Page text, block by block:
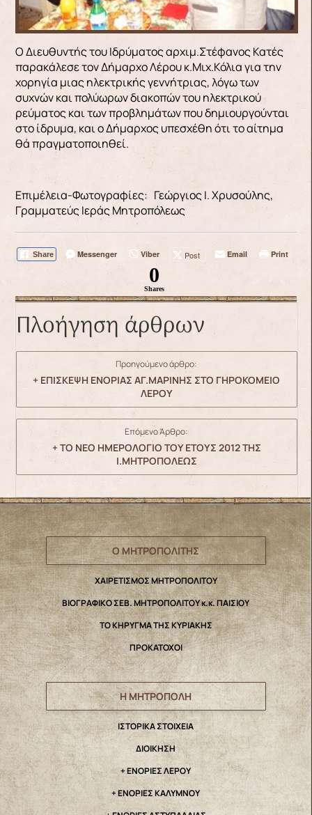
Ο Διευθυντής του Ιδρύματος αρχιμ.Στέφανος Κατές
παρακάλεσε τον Δήμαρχο Λέρου κ.Μιχ.Κόλια για την
χορηγία μιας ηλεκτρικής γεννήτριας, λόγω των
συχνών και πολύωρων διακοπών του ηλεκτρικού
ρεύματος και των προβλημάτων που δημιουργούνται
στο ίδρυμα, και ο Δήμαρχος υπεσχέθη ότι το αίτημα
θά πραγματοποιηθεί.
Επιμέλεια-Φωτογραφίες: Γεώργιος Ι. Χρυσούλης,
Γραμματεύς Ιεράς Μητροπόλεως
Share Messenger Viber Post Email Print
0
Shares
Πλοήγηση άρθρων
Προηγούμενο άρθρο:
+ ΕΠΙΣΚΕΨΗ ΕΝΟΡΙΑΣ ΑΓ.ΜΑΡΙΝΗΣ ΣΤΟ ΓΗΡΟΚΟΜΕΙΟ
ΛΕΡΟΥ
Επόμενο Άρθρο:
+ ΤΟ ΝΕΟ ΗΜΕΡΟΛΟΓΙΟ ΤΟΥ ΕΤΟΥΣ 2012 ΤΗΣ
Ι.ΜΗΤΡΟΠΟΛΕΩΣ
Ο ΜΗΤΡΟΠΟΛΙΤΗΣ
ΧΑΙΡΕΤΙΣΜΟΣ ΜΗΤΡΟΠΟΛΙΤΟΥ
ΒΙΟΓΡΑΦΙΚΟ ΣΕΒ. ΜΗΤΡΟΠΟΛΙΤΟΥ κ.κ. ΠΑΙΣΙΟΥ
ΤΟ ΚΗΡΥΓΜΑ ΤΗΣ ΚΥΡΙΑΚΗΣ
ΠΡΟΚΑΤΟΧΟΙ
Η ΜΗΤΡΟΠΟΛΗ
IΣΤΟΡΙΚΑ ΣΤΟΙΧΕΙΑ
ΔΙΟΙΚΗΣΗ
+ ΕΝΟΡΙΕΣ ΛΕΡΟΥ
+ ΕΝΟΡΙΕΣ ΚΑΛΥΜΝΟΥ